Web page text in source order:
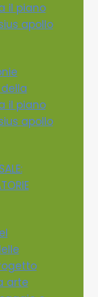
il piano
apollo
il piano
apollo
arte